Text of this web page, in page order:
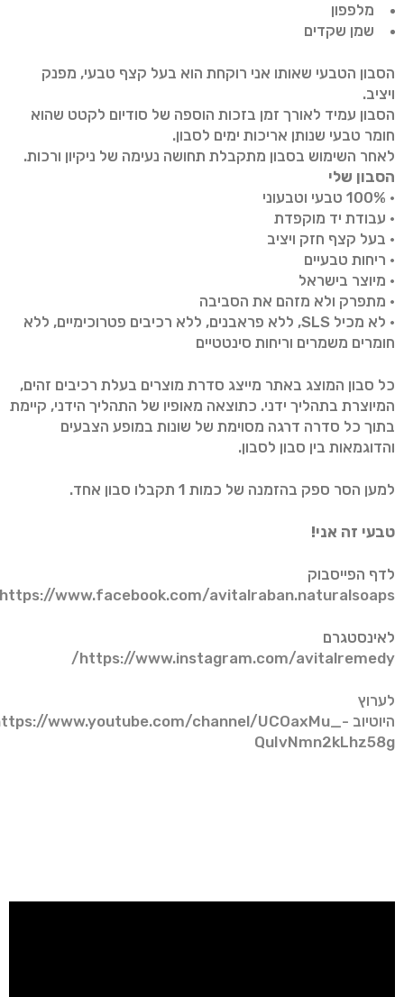
מלפפון
שמן שקדים
הסבון הטבעי שאותו אני רוקחת הוא בעל קצף טבעי, מפנק
ויציב.
הסבון עמיד לאורך זמן בזכות הוספה של סודיום לקטט שהוא
חומר טבעי שנותן אריכות ימים לסבון.
לאחר השימוש בסבון מתקבלת תחושה נעימה של ניקיון ורכות.
הסבון שלי
• 100% טבעי וטבעוני
• עבודת יד מוקפדת
• בעל קצף חזק ויציב
• ריחות טבעיים
• מיוצר בישראל
• מתפרק ולא מזהם את הסביבה
• לא מכיל SLS, ללא פראבנים, ללא רכיבים פטרוכימיים, ללא
חומרים משמרים וריחות סינטטיים
כל סבון המוצג באתר מייצג סדרת מוצרים בעלת רכיבים זהים,
המיוצרת בתהליך ידני. כתוצאה מאופיו של התהליך הידני, קיימת
בתוך כל סדרה דרגה מסוימת של שונות במופע הצבעים
והדוגמאות בין סבון לסבון.
למען הסר ספק בהזמנה של כמות 1 תקבלו סבון אחד.
טבעי זה אני!
לדף הפייסבוק
https://www.facebook.com/avitalraban.naturalsoaps/
לאינסטגרם
https://www.instagram.com/avitalremedy/
לערוץ
היוטיוב www.youtube.com/channel/UCOaxMu_-
QuIvNmn2kLhz58g